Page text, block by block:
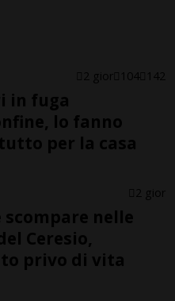
2 gior 104 142
in fuga
lo fanno
per la casa
2 gior
scompare nelle
Ceresio,
privo di vita